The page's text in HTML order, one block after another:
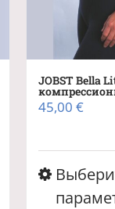
JOBST Bella
45,00€